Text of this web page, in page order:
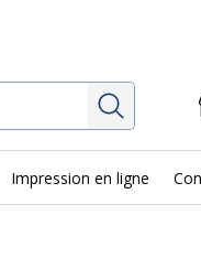
Impression en ligne